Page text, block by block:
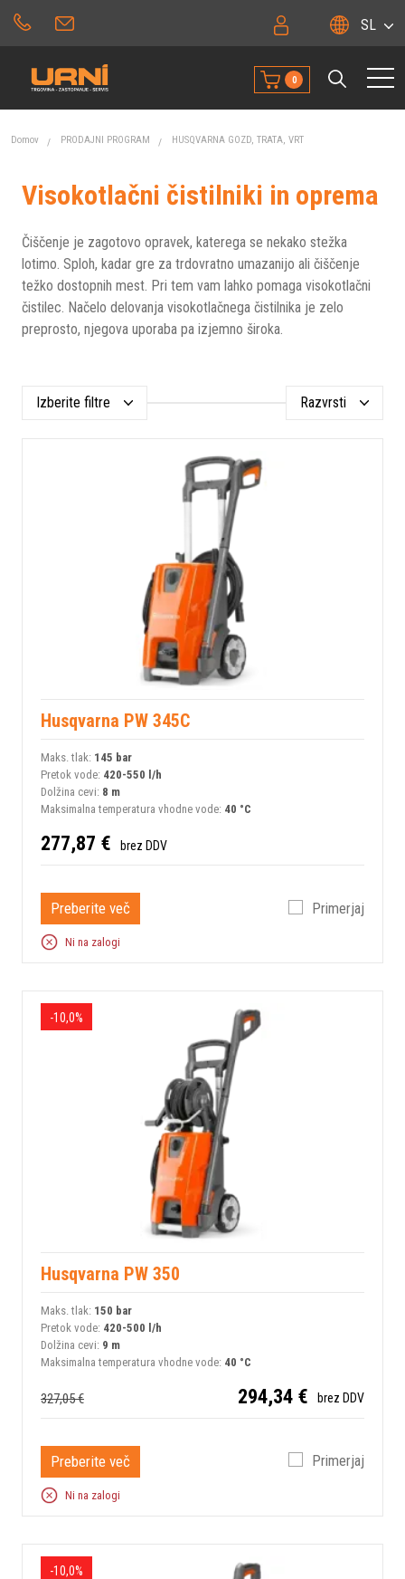
SL
0
Domov PRODAJNI PROGRAM HUSQVARNA GOZD, TRATA, VRT
Visokotlačni čistilniki in oprema
Čiščenje je zagotovo opravek, katerega se nekako stežka
lotimo. Sploh, kadar gre za trdovratno umazanijo ali čiščenje
težko dostopnih mest. Pri tem vam lahko pomaga visokotlačni
čistilec. Načelo delovanja visokotlačnega čistilnika je zelo
preprosto, njegova uporaba pa izjemno široka.
Izberite filtre Razvrsti
Husqvarna PW 345C
Maks. tlak: 145 bar
Pretok vode: 420-550 l/h
Dolžina cevi: 8 m
Maksimalna temperatura vhodne vode: 40 °C
277,87 € brez DDV
Preberite več Primerjaj
Ni na zalogi
-10,0%
Husqvarna PW 350
Maks. tlak: 150 bar
Pretok vode: 420-500 l/h
Dolžina cevi: 9 m
Maksimalna temperatura vhodne vode: 40 °C
327,05 € 294,34 € brez DDV
Preberite več Primerjaj
Ni na zalogi
-10,0%